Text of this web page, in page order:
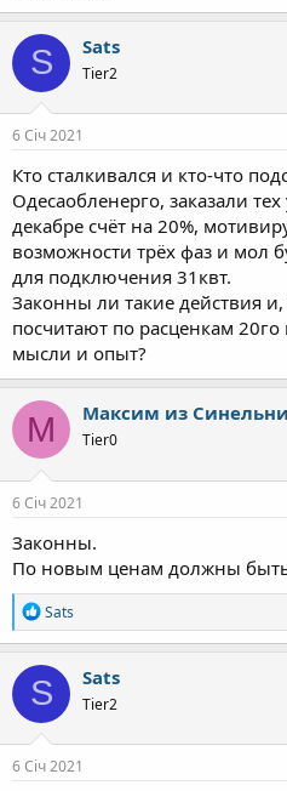
S Sats
Tier2
6 Січ 2021
Кто сталкивался и кто-что
Одесаобленерго, заказали
декабре счёт на 20%,
возможности трёх фаз и мол
для подключения 31квт.
Законны ли такие действия
посчитают по расценкам
мысли и опыт?
М Максим из
Tier0
6 Січ 2021
Законны.
По новым ценам должны
Р
е
а
к
ц
і
ї
:
Sats
S Sats
Tier2
6 Січ 2021